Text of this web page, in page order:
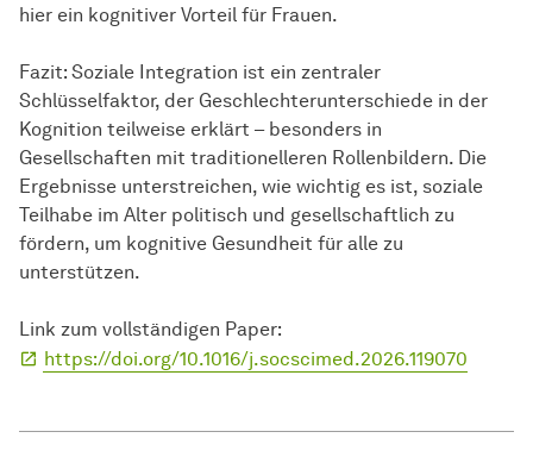
hier ein kognitiver Vorteil für Frauen.
Fazit: Soziale Integration ist ein zentraler
Schlüsselfaktor, der Geschlechterunterschiede in der
Kognition teilweise erklärt – besonders in
Gesellschaften mit traditionelleren Rollenbildern. Die
Ergebnisse unterstreichen, wie wichtig es ist, soziale
Teilhabe im Alter politisch und gesellschaftlich zu
fördern, um kognitive Gesundheit für alle zu
unterstützen.
Link zum vollständigen Paper:
https://doi.org/10.1016/j.socscimed.2026.119070